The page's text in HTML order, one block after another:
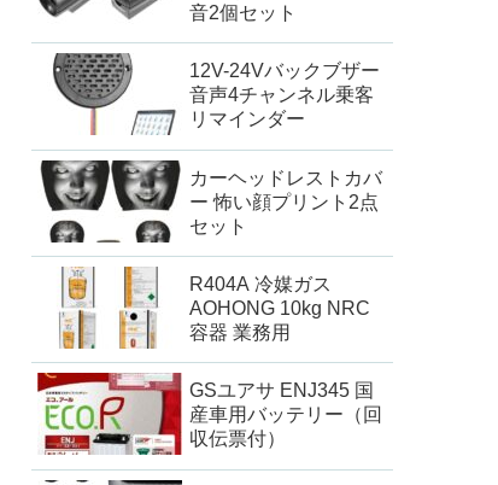
音2個セット
12V-24Vバックブザー
音声4チャンネル乗客
リマインダー
カーヘッドレストカバ
ー 怖い顔プリント2点
セット
R404A 冷媒ガス
AOHONG 10kg NRC
容器 業務用
GSユアサ ENJ345 国
産車用バッテリー（回
収伝票付）